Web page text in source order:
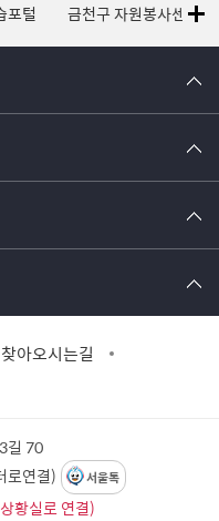
포털 금천구 자원봉사센터
찾아오시는길
길 70
로연결)
서울톡
황실로 연결)